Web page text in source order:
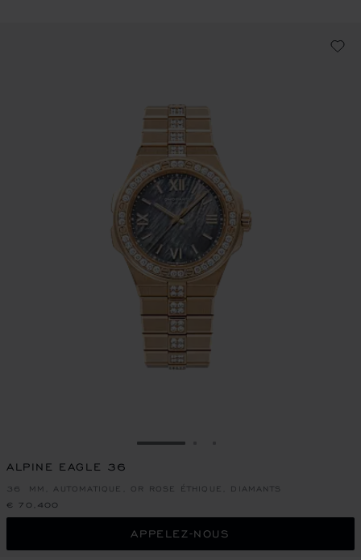
ALLER À LA DIAPOSITIVE 1
ALPINE EAGLE 36
36 MM, AUTOMATIQUE, OR ROSE ÉTHIQUE, DIAMANTS
€ 70,400
APPELEZ-NOUS